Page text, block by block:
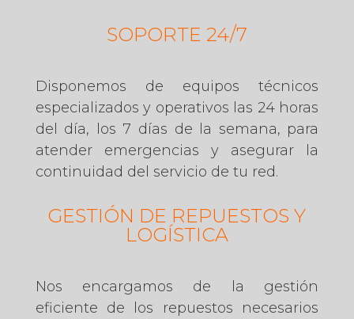
SOPORTE 24/7
Disponemos de equipos técnicos
especializados y operativos las 24 horas
del día, los 7 días de la semana, para
atender emergencias y asegurar la
continuidad del servicio de tu red.
GESTIÓN DE REPUESTOS Y
LOGÍSTICA
Nos encargamos de la gestión
eficiente de los repuestos necesarios